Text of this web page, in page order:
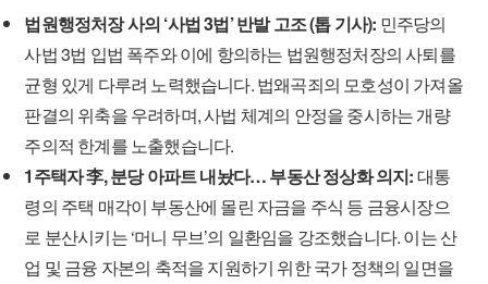
법원행정처장 사의 ‘사법 3법’ 반발 고조 (톱 기사): 민주당의
사법 3법 입법 폭주와 이에 항의하는 법원행정처장의 사퇴를
균형 있게 다루려 노력했습니다. 법왜곡죄의 모호성이 가져올
판결의 위축을 우려하며, 사법 체계의 안정을 중시하는 개량
주의적 한계를 노출했습니다.
1주택자 李, 분당 아파트 내놨다… 부동산 정상화 의지:대통
령의 주택 매각이 부동산에 몰린 자금을 주식 등 금융시장으
로 분산시키는 ‘머니 무브’의 일환임을 강조했습니다. 이는 산
업 및 금융 자본의 축적을 지원하기 위한 국가 정책의 일면을